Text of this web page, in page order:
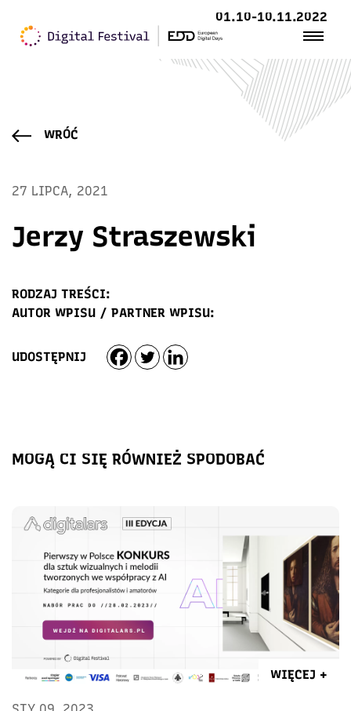
01.10-10.11.2022
WRÓĆ
27 LIPCA, 2021
Jerzy Straszewski
RODZAJ TREŚCI:
AUTOR WPISU / PARTNER WPISU:
UDOSTĘPNIJ
MOGĄ CI SIĘ RÓWNIEŻ SPODOBAĆ
WIĘCEJ +